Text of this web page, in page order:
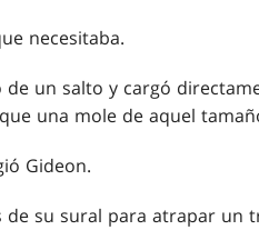
necesitaba.
de un salto y cargó
una mole de aquel
Gideon.
de su sural para atrapar un